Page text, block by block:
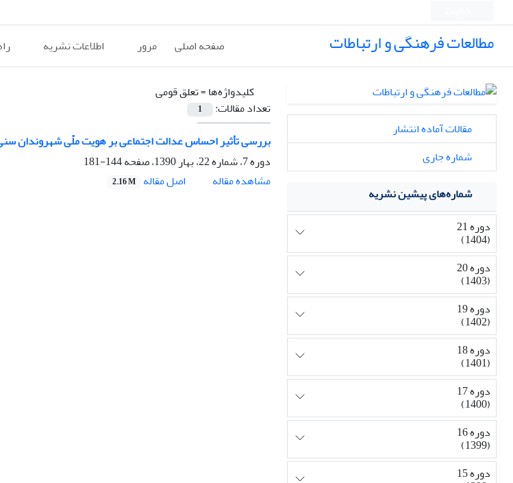
مطالعات فرهنگی و ارتباطات صفحه اصلی مرور اطلاعات نشریه
کلیدواژه‌ها =تعلق قومی
تعداد مقالات:
1
بررسی تأثیر احساس عدالت اجتماعی بر هویت ملّی شهروندان
دوره 7، شماره 22، بهار 1390، صفحه
144-181
مشاهده مقاله
اصل مقاله 2.16 M
مقالات آماده انتشار
شماره جاری
شماره‌های پیشین نشریه
دوره 21
(1404)
دوره 20
(1403)
دوره 19
(1402)
دوره 18
(1401)
دوره 17
(1400)
دوره 16
(1399)
دوره 15